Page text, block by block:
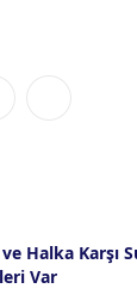
Halka Karşı
Var